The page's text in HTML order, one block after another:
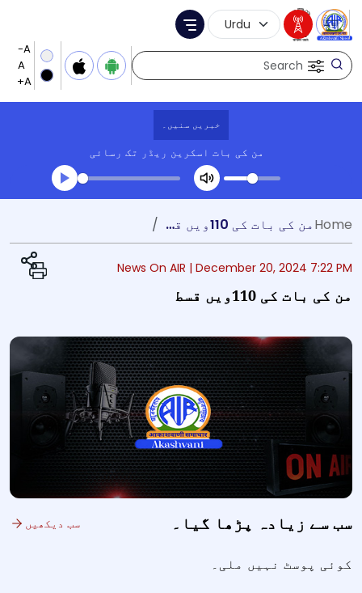
Search
Language Selection
Menu
خبریں سنیں۔
من کی بات اسکرین ریڈر تک رسائی
Transcript summary
کھیلیں آڈیو Home من کی بات کی 110ویں قسط
News On AIR | December 20, 2024 7:22 PM
من کی بات کی 110ویں قسط
سب سے زیادہ پڑھا گیا۔ سب دیکھیں
کوئی پوسٹ نہیں ملی۔